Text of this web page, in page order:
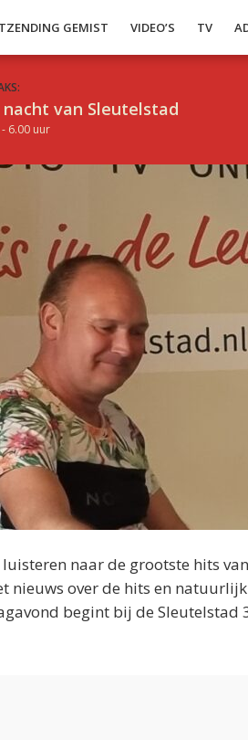
GEMIST VIDEO’S TV
nacht van Sleutelstad
6.00 uur
naar de grootste hits
over de hits en
begint bij de Sleutelstad